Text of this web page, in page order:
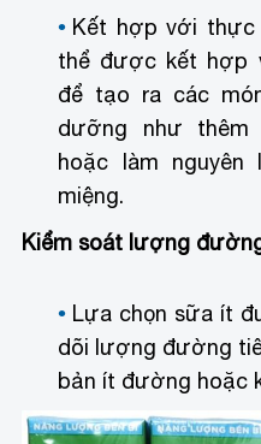
Kết hợp với thực
thể được kết hợp
để tạo ra các
dưỡng như thêm
hoặc làm
miệng.
Kiểm soát lượng
Lựa chọn sữa ít
dõi lượng đường
bản ít đường hoặc